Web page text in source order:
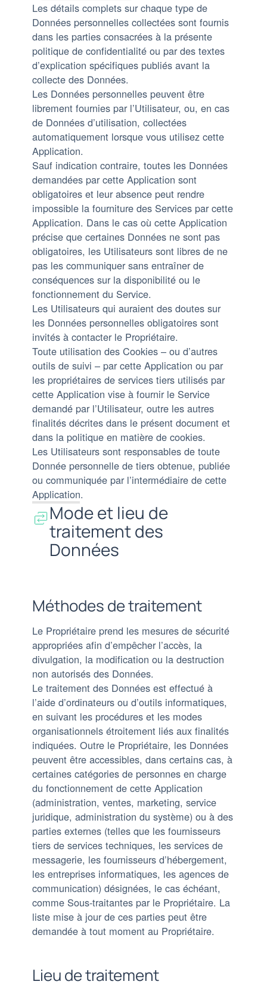
Les détails complets sur chaque type de
Données personnelles collectées sont fournis
dans les parties consacrées à la présente
politique de confidentialité ou par des textes
d’explication spécifiques publiés avant la
collecte des Données.
Les Données personnelles peuvent être
librement fournies par l’Utilisateur, ou, en cas
de Données d’utilisation, collectées
automatiquement lorsque vous utilisez cette
Application.
Sauf indication contraire, toutes les Données
demandées par cette Application sont
obligatoires et leur absence peut rendre
impossible la fourniture des Services par cette
Application. Dans le cas où cette Application
précise que certaines Données ne sont pas
obligatoires, les Utilisateurs sont libres de ne
pas les communiquer sans entraîner de
conséquences sur la disponibilité ou le
fonctionnement du Service.
Les Utilisateurs qui auraient des doutes sur
les Données personnelles obligatoires sont
invités à contacter le Propriétaire.
Toute utilisation des Cookies – ou d’autres
outils de suivi – par cette Application ou par
les propriétaires de services tiers utilisés par
cette Application vise à fournir le Service
demandé par l’Utilisateur, outre les autres
finalités décrites dans le présent document et
dans la politique en matière de cookies.
Les Utilisateurs sont responsables de toute
Donnée personnelle de tiers obtenue, publiée
ou communiquée par l’intermédiaire de cette
Application.
Mode et lieu de
traitement des
Données
Méthodes de traitement
Le Propriétaire prend les mesures de sécurité
appropriées afin d’empêcher l’accès, la
divulgation, la modification ou la destruction
non autorisés des Données.
Le traitement des Données est effectué à
l’aide d’ordinateurs ou d’outils informatiques,
en suivant les procédures et les modes
organisationnels étroitement liés aux finalités
indiquées. Outre le Propriétaire, les Données
peuvent être accessibles, dans certains cas, à
certaines catégories de personnes en charge
du fonctionnement de cette Application
(administration, ventes, marketing, service
juridique, administration du système) ou à des
parties externes (telles que les fournisseurs
tiers de services techniques, les services de
messagerie, les fournisseurs d’hébergement,
les entreprises informatiques, les agences de
communication) désignées, le cas échéant,
comme Sous-traitantes par le Propriétaire. La
liste mise à jour de ces parties peut être
demandée à tout moment au Propriétaire.
Lieu de traitement